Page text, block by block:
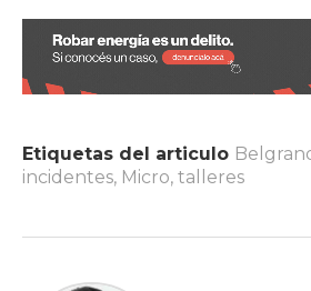
Etiquetas del articulo
incidentes, Micro, talleres